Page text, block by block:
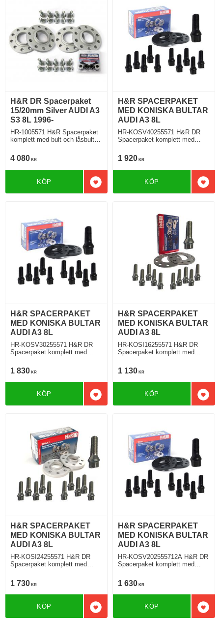
H&R DR Spacerpaket
15/20mm Silver AUDI A3
S3 8L 1996-
HR-1005571 H&R Spacerpaket
komplett med bult och låsbult
1996-
4 080 KR
Lägg till i favoriter
KÖP
H&R SPACERPAKET
MED KONISKA BULTAR
AUDI A3 8L
HR-KOSV40255571 H&R DR
Spacerpaket komplett med
8L 09.1996 Tjocklek spacer
20mm
1 920 KR
KÖP
H&R SPACERPAKET
MED KONISKA BULTAR
AUDI A3 8L
HR-KOSV30255571 H&R DR
Spacerpaket komplett med
8L 09.1996 Tjocklek spacer
15mm
1 830 KR
Lägg till i favoriter
KÖP
H&R SPACERPAKET
MED KONISKA BULTAR
AUDI A3 8L
HR-KOSI16255571 H&R DR
Spacerpaket komplett med
8L 09.1996 Tjocklek spacer
8mm
1 130 KR
KÖP
H&R SPACERPAKET
MED KONISKA BULTAR
AUDI A3 8L
HR-KOSI24255571 H&R DR
Spacerpaket komplett med
8L 09.1996 Tjocklek spacer
12mm
1 730 KR
Lägg till i favoriter
KÖP
H&R SPACERPAKET
MED KONISKA BULTAR
AUDI A3 8L
HR-KOSV202555712A H&R DR
Spacerpaket komplett med
8L 09.1996 Tjocklek spacer
10mm
1 630 KR
KÖP